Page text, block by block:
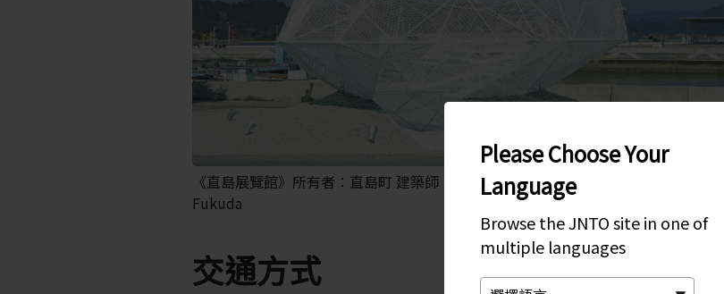
Please Choose Your
Language
Browse the JNTO site in one of
multiple languages
《直島展覽館》所有者：直島町 建築師：藤本壯介建築設計事務所 照片著作權／Jin
Fukuda
交通方式